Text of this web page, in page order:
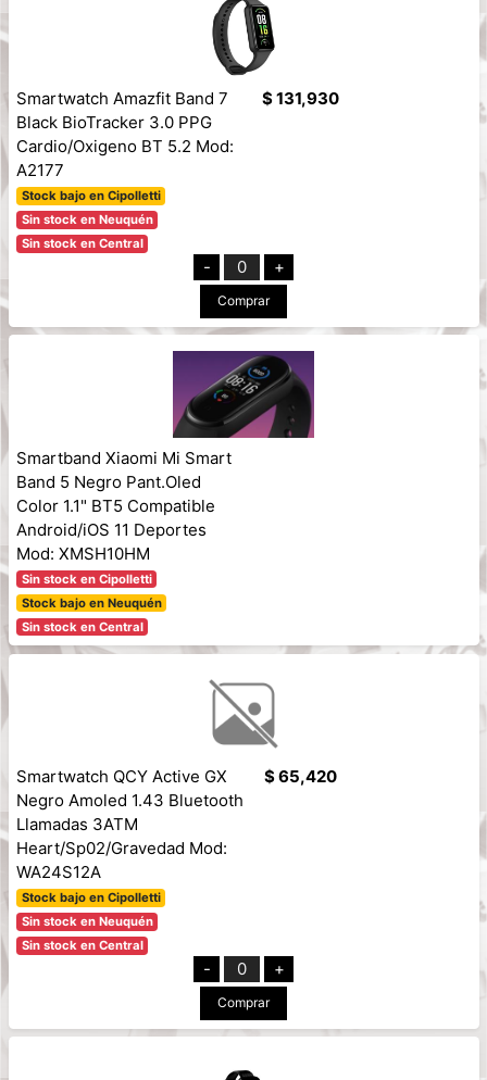
Smartwatch Amazfit Band 7
Black BioTracker 3.0 PPG
Cardio/Oxigeno BT 5.2 Mod:
A2177
Stock bajo en Cipolletti
Sin stock en Neuquén
Sin stock en Central
$ 131,930
- 0 +
Comprar
Smartband Xiaomi Mi Smart
Band 5 Negro Pant.Oled
Color 1.1" BT5 Compatible
Android/iOS 11 Deportes
Mod: XMSH10HM
Sin stock en Cipolletti
Stock bajo en Neuquén
Sin stock en Central
Smartwatch QCY Active GX
Negro Amoled 1.43 Bluetooth
Llamadas 3ATM
Heart/Sp02/Gravedad Mod:
WA24S12A
Stock bajo en Cipolletti
Sin stock en Neuquén
Sin stock en Central
$ 65,420
- 0 +
Comprar